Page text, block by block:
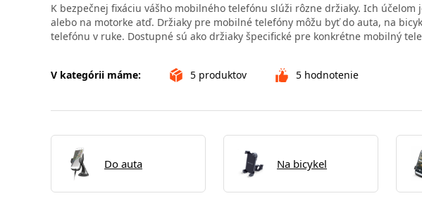
K bezpečnej fixáciu vášho mobilného telefónu slúži rôzne držiaky. Ich
alebo na motorke atď. Držiaky pre mobilné telefóny môžu byť do auta, na
telefónu v ruke. Dostupné sú ako držiaky špecifické pre konkrétne mobilný
V kategórii máme: 5 produktov 5 hodnotenie
Do auta Na bicykel